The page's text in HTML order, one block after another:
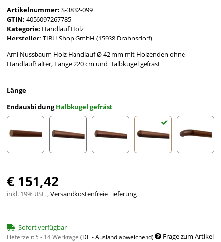
Artikelnummer: S-3832-099
GTIN: 4056097267785
Kategorie: Handlauf Holz
Hersteller: TIBU-Shop GmbH (15938 Drahnsdorf)
Ami Nussbaum Holz Handlauf Ø 42 mm mit Holzenden ohne
Handlaufhalter, Länge 220 cm und Halbkugel gefräst
Länge
EndausbildungHalbkugel gefräst
€ 151,42
inkl. 19% USt. ,Versandkostenfreie Lieferung
Sofort verfügbar
Lieferzeit: 5 - 14 Werktage (DE - Ausland abweichend) Frage zum Artikel